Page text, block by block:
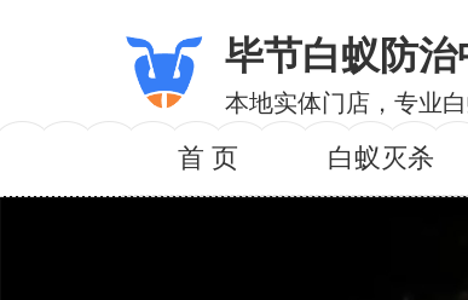
毕节白蚁防治
本地实体门店，专业
首 页 白蚁灭杀